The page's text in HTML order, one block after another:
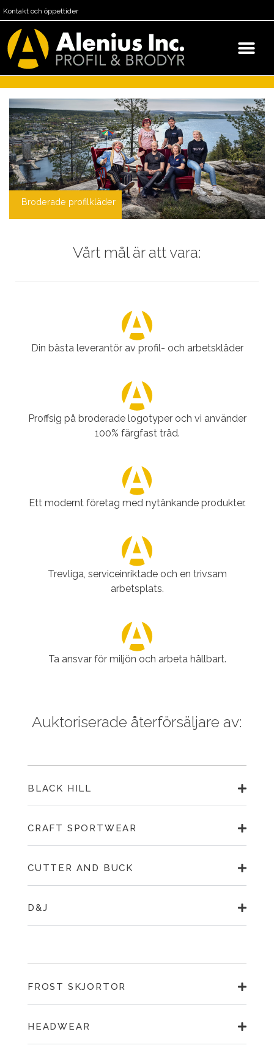
Kontakt och öppettider
Broderade profilkläder
Vårt mål är att vara:
Din bästa leverantör av profil- och arbetskläder
Proffsig på broderade logotyper och vi använder
100% färgfast tråd.
Ett modernt företag med nytänkande produkter.
Trevliga, serviceinriktade och en trivsam
arbetsplats.
Ta ansvar för miljön och arbeta hållbart.
Auktoriserade återförsäljare av:
BLACK HILL
CRAFT SPORTWEAR
CUTTER AND BUCK
D&J
FROST SKJORTOR
HEADWEAR